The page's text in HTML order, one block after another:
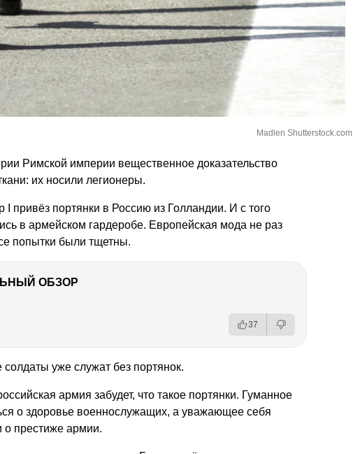
Madlen Shutterstock.com
Римской империи вещественное доказательство
их носили легионеры.
I привёз портянки в Россию из Голландии. И с того
в армейском гардеробе. Европейская мода не раз
попытки были тщетны.
ОБЗОР
37
солдаты уже служат без портянок.
армия забудет, что такое портянки. Гуманное
о здоровье военнослужащих, а уважающее себя
о престиже армии.